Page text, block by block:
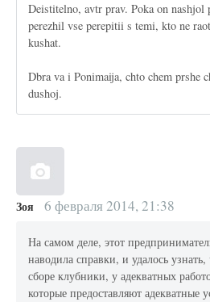
Deistitelno, avtr prav. Poka on
perezhil vse perepitii s temi, kto ne
kushat.
Dbra va i Ponimaija, chto chem prshe
dushoj.
Зоя 6 февраля 2014, 21:38
На самом деле, этот
наводила справки, и удалось
сборе клубники, у адекватных
которые предоставляют адекватные